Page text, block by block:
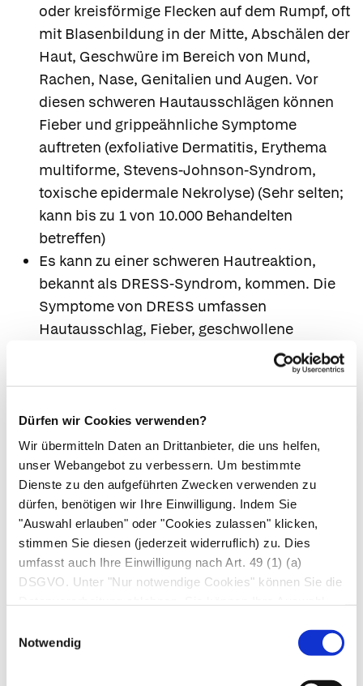
Dürfen wir Cookies verwenden?
Wir übermitteln Daten an Drittanbieter, die uns helfen,
unser Webangebot zu verbessern. Um bestimmte
Dienste zu den aufgeführten Zwecken verwenden zu
dürfen, benötigen wir Ihre Einwilligung. Indem Sie
"Auswahl erlauben" oder "Cookies zulassen" klicken,
stimmen Sie diesen (jederzeit widerruflich) zu. Dies
umfasst auch Ihre Einwilligung nach Art. 49 (1) (a)
DSGVO. Unter "Nur notwendige Cookies" können Sie die
Notwendig
oder kreisförmige Flecken auf dem Rumpf, oft
mit Blasenbildung in der Mitte, Abschälen der
Haut, Geschwüre im Bereich von Mund,
Rachen, Nase, Genitalien und Augen. Vor
diesen schweren Hautausschlägen können
Fieber und grippeähnliche Symptome
auftreten (exfoliative Dermatitis, Erythema
multiforme, Stevens-Johnson-Syndrom,
toxische epidermale Nekrolyse) (Sehr selten;
kann bis zu 1 von 10.000 Behandelten
betreffen)
Es kann zu einer schweren Hautreaktion,
bekannt als DRESS-Syndrom, kommen. Die
Symptome von DRESS umfassen
Hautausschlag, Fieber, geschwollene
Lymphknoten und eine Zunahme von
Grundlage der verfügbaren Daten nicht
abschätzbar).
Bei Behandlungsbeginn ein roter, schuppiger,
weit verbreiteter Hautausschlag mit
Unebenheiten unter der Haut und von Fieber
begleiteten Blasen, die sich in erster Linie auf
den Hautfalten, dem Rumpf und den oberen
Extremitäten befinden (akute generalisierte
exanthematische Pustulose) (Nicht bekannt;
Daten nicht abschätzbar).